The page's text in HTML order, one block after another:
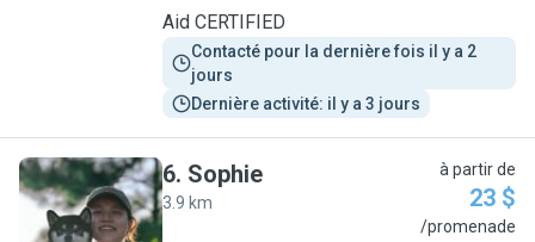
Aid CERTIFIED
Contacté pour la dernière fois il y a 2
jours
Dernière activité: il y a 3 jours
S
6. Sophie
3.9 km
à partir de
23 $
/promenade